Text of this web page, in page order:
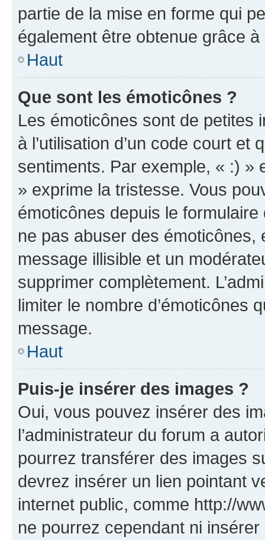
partie de la mise en forme qui
également être obtenue grâce à
Haut
Que sont les émoticônes ?
Les émoticônes sont de petites
à l’utilisation d’un code court et
sentiments. Par exemple, « :) »
» exprime la tristesse. Vous
émoticônes depuis le
ne pas abuser des
message illisible et un
supprimer complètement.
limiter le nombre d’émoticônes
message.
Haut
Puis-je insérer des images ?
Oui, vous pouvez insérer des
l’administrateur du forum a
pourrez transférer des images
devrez insérer un lien pointant
internet public, comme http://
ne pourrez cependant ni